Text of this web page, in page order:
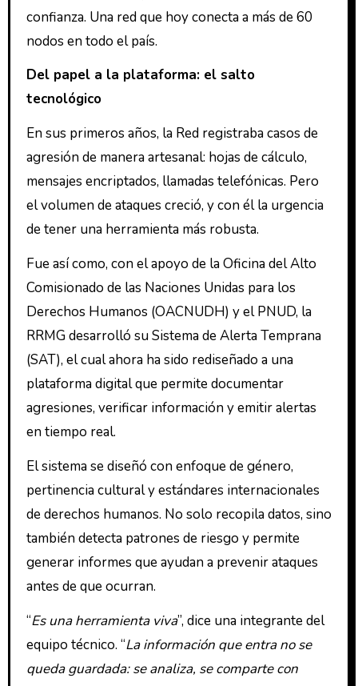
confianza. Una red que hoy conecta a más de 60
nodos en todo el país.
Del papel a la plataforma: el salto
tecnológico
En sus primeros años, la Red registraba casos de
agresión de manera artesanal: hojas de cálculo,
mensajes encriptados, llamadas telefónicas. Pero
el volumen de ataques creció, y con él la urgencia
de tener una herramienta más robusta.
Fue así como, con el apoyo de la Oficina del Alto
Comisionado de las Naciones Unidas para los
Derechos Humanos (OACNUDH) y el PNUD, la
RRMG desarrolló su Sistema de Alerta Temprana
(SAT), el cual ahora ha sido rediseñado a una
plataforma digital que permite documentar
agresiones, verificar información y emitir alertas
en tiempo real.
El sistema se diseñó con enfoque de género,
pertinencia cultural y estándares internacionales
de derechos humanos. No solo recopila datos, sino
también detecta patrones de riesgo y permite
generar informes que ayudan a prevenir ataques
antes de que ocurran.
“Es una herramienta viva”, dice una integrante del
equipo técnico. “La información que entra no se
queda guardada: se analiza, se comparte con